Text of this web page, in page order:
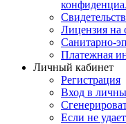
Лицензия на
Санитарно-
Платежная
Личный кабинет
Регистрация
Вход в
Если не